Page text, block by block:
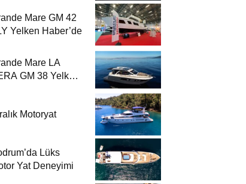
Mare GM 42
Yelken Haber’de
Mare LA
GM 38 Yelken
Motoryat
Lüks
Yat Deneyimi